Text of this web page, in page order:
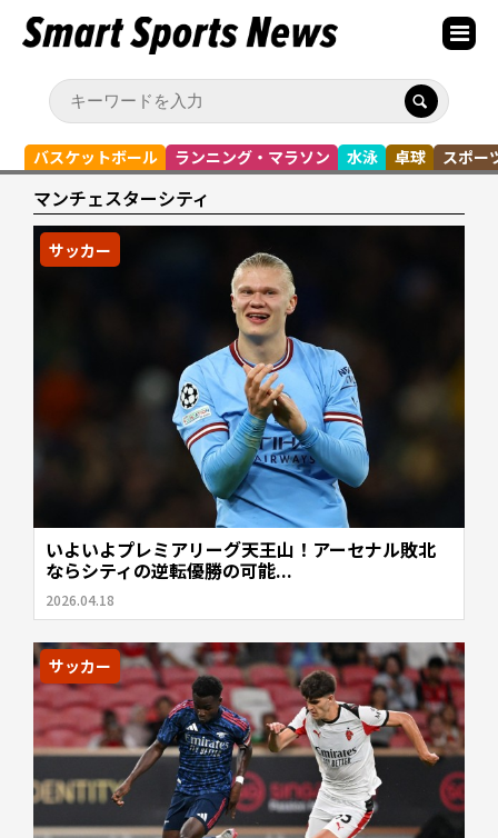
バスケットボール ランニング・マラソン 水泳 卓球 スポー
マンチェスターシティ
サッカー
いよいよプレミアリーグ天王山！アーセナル敗北
ならシティの逆転優勝の可能...
2026.04.18
サッカー